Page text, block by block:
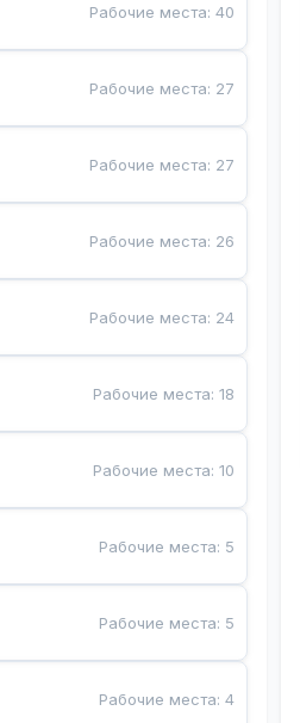
Рабочие места:40
Рабочие места: 27
Рабочие места: 27
Рабочие места: 26
Рабочие места: 24
Рабочие места:18
Рабочие места:10
Рабочие места: 5
Рабочие места: 5
Рабочие места:4